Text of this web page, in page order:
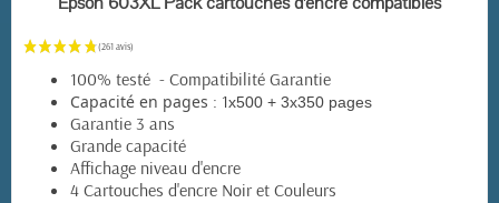
100% testé - Compatibilité Garantie
Capacité en pages : 1x500 + 3x350 pages
Garantie 3 ans
Grande capacité
Affichage niveau d'encre
4 Cartouches d'encre Noir et Couleurs